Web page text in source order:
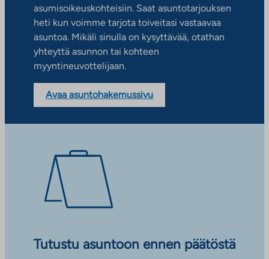
asumisoikeuskohteisiin. Saat asuntotarjouksen
heti kun voimme tarjota toiveitasi vastaavaa
asuntoa. Mikäli sinulla on kysyttävää, otathan
yhteyttä asunnon tai kohteen
myyntineuvottelijaan.
Avaa asuntohakemussivu
Tutustu asuntoon ennen päätöstä